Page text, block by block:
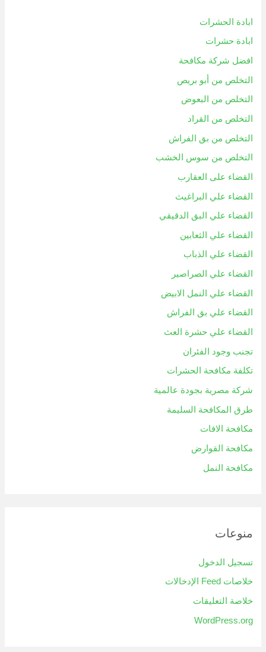
ابادة الحشرات
ابادة حشرات
افضل شركة مكافحة
التخلص من أبو بريص
التخلص من البعوض
التخلص من القراد
التخلص من بق الفراش
التخلص من سوس الخشب
القضاء على العقارب
القضاء علي البراغيث
القضاء علي البق الدقيقي
القضاء علي الثعابين
القضاء علي الذباب
القضاء علي الصراصير
القضاء علي النمل الابيض
القضاء علي بق الفراش
القضاء علي حشرة العث
تجنب وجود الفئران
تكلفة مكافحة الحشرات
شركة مصرية بجودة عالمية
طرق المكافحة السليمة
مكافحة الافات
مكافحة القوارض
مكافحة النمل
منوعات
تسجيل الدخول
خلاصات Feed الإدخالات
خلاصة التعليقات
WordPress.org